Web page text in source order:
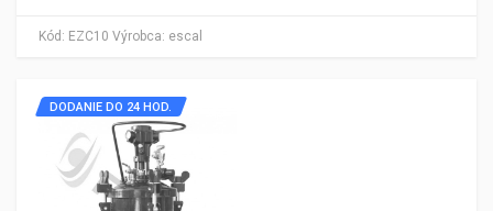
Kód: EZC10 Výrobca: escal
DODANIE DO 24 HOD.